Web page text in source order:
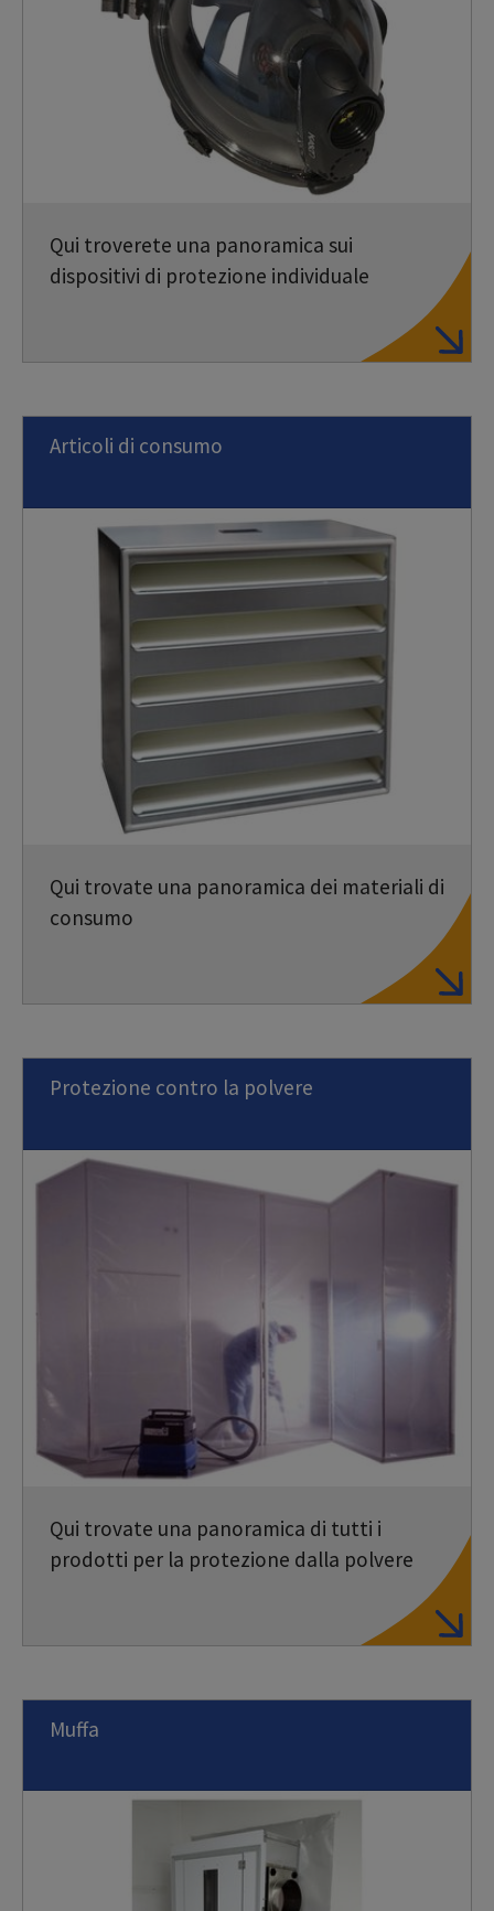
Qui troverete una panoramica sui
dispositivi di protezione individuale
Articoli di consumo
Qui trovate una panoramica dei materiali di
consumo
Protezione contro la polvere
Qui trovate una panoramica di tutti i
prodotti per la protezione dalla polvere
Muffa